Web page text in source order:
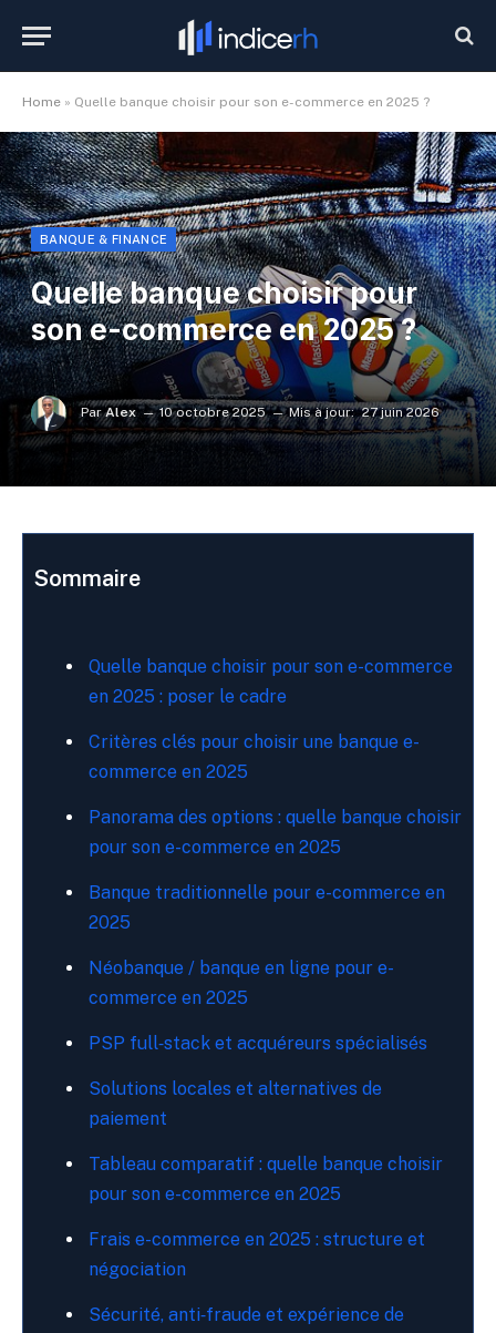
Home » Quelle banque choisir pour son e-commerce en 2025 ?
BANQUE & FINANCE
Quelle banque choisir pour
son e-commerce en 2025 ?
Par Alex 10 octobre 2025 Mis à jour: 27 juin 2026
Sommaire
Quelle banque choisir pour son e-commerce
en 2025 : poser le cadre
Critères clés pour choisir une banque e-
commerce en 2025
Panorama des options : quelle banque choisir
pour son e-commerce en 2025
Banque traditionnelle pour e-commerce en
2025
Néobanque / banque en ligne pour e-
commerce en 2025
PSP full‑stack et acquéreurs spécialisés
Solutions locales et alternatives de
paiement
Tableau comparatif : quelle banque choisir
pour son e-commerce en 2025
Frais e-commerce en 2025 : structure et
négociation
Sécurité, anti‑fraude et expérience de